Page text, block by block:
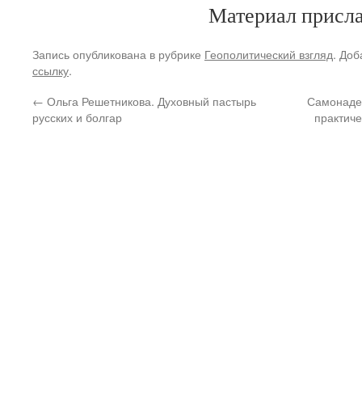
Материал
Запись опубликована в рубрике Геополитический взгляд.
ссылку.
← Ольга Решетникова. Духовный пастырь
русских и болгар